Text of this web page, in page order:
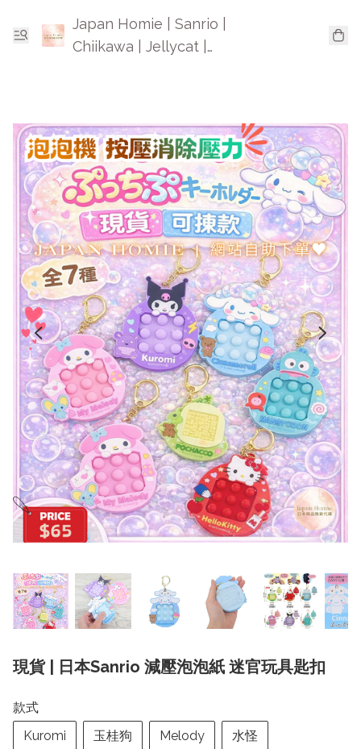
Japan Homie | Sanrio |
Chiikawa | Jellycat |
現貨 | 日本Sanrio 減壓泡泡紙 迷官玩具匙扣
款式
Kuromi
玉桂狗 Melody 水怪